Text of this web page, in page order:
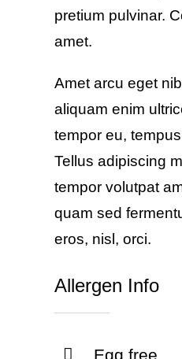
pretium pulvinar.
amet.
Amet arcu eget
aliquam enim
tempor eu,
Tellus adipiscing
tempor volutpat
quam sed
eros, nisl, orci.
Allergen Info
Egg free